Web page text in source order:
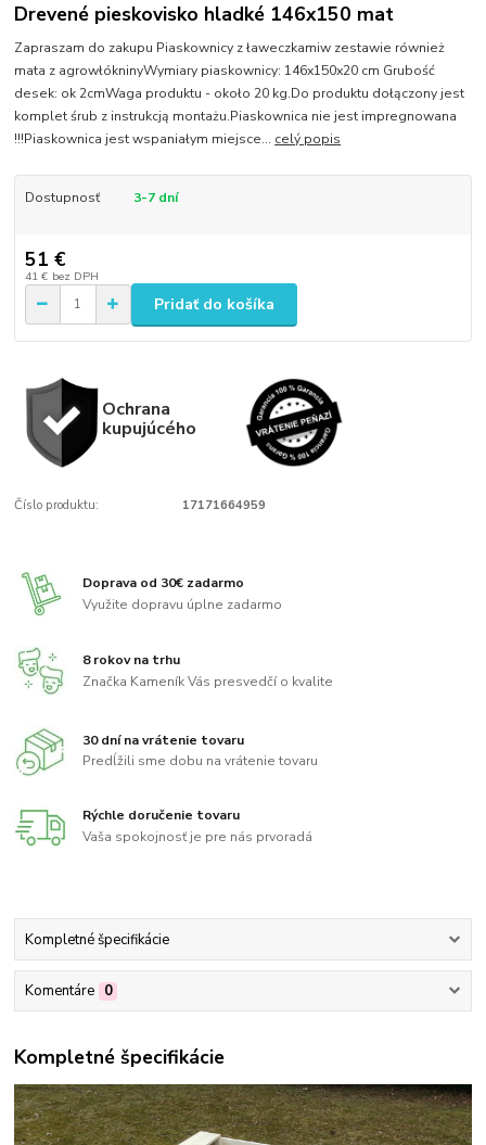
Drevené pieskovisko hladké 146x150 mat
Zapraszam do zakupu Piaskownicy z ławeczkamiw zestawie również
mata z agrowłókninyWymiary piaskownicy: 146x150x20 cm Grubość
desek: ok 2cmWaga produktu - około 20 kg.Do produktu dołączony jest
komplet śrub z instrukcją montażu.Piaskownica nie jest impregnowana
!!!Piaskownica jest wspaniałym miejsce... celý popis
Dostupnosť 3-7 dní
51 €
41 € bez DPH
Pridať do košíka
Ochrana
kupujúcého
Číslo produktu: 17171664959
Doprava od 30€ zadarmo
Využite dopravu úplne zadarmo
8 rokov na trhu
Značka Kameník Vás presvedčí o kvalite
30 dní na vrátenie tovaru
Predĺžili sme dobu na vrátenie tovaru
Rýchle doručenie tovaru
Vaša spokojnosť je pre nás prvoradá
Kompletné špecifikácie
Komentáre 0
Kompletné špecifikácie